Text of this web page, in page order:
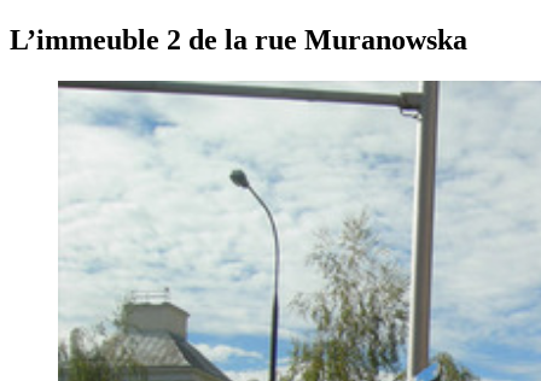
L’immeuble 2 de la rue Muranowska